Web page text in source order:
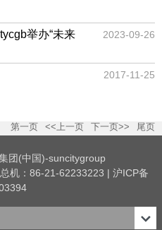
举办“未来
2023-09-26
2017-11-25
第一页 <<上一页 下一页>> 尾页
团(中国)-suncitygroup
机：86-21-62233223 | 沪ICP备